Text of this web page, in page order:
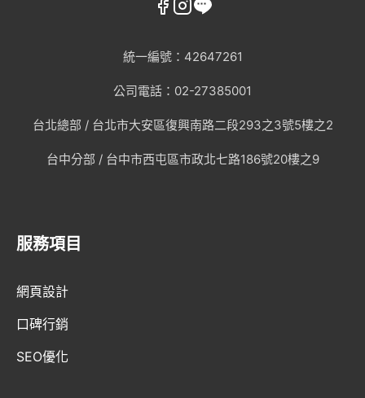
統一編號：42647261
公司電話：02-27385001
台北總部 / 台北市大安區復興南路二段293之3號5樓之2
台中分部 / 台中市西屯區市政北七路186號20樓之9
服務項目
網頁設計
口碑行銷
SEO優化